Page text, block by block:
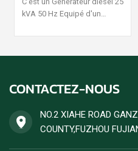
Automatique Avec
Surveillance À Distance
kVA 50 Hz Equipé d'un
est adapté aux situations
rendement énergétique
groupes électrogènes diesel
sont acceptées.
CONTACTEZ-NOUS
NO.2 XIAHE ROAD
COUNTY,FUZHOU